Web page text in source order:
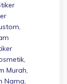
,
,
Murah,
Nama,